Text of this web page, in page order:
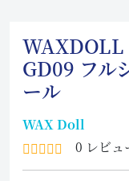
GD09 フル
ール
WAX Doll
0 レビュ